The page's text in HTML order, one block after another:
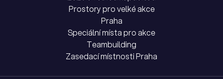
Prostory pro velké akce
Praha
Speciální místa pro akce
Teambuilding
Zasedací místnosti Praha